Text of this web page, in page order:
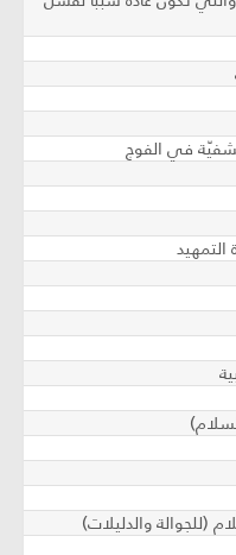
في الفوج
(للجوالة والدليلات)